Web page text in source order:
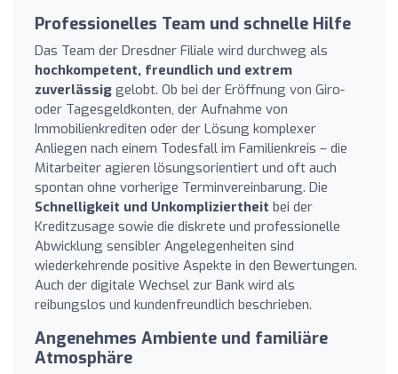
Professionelles Team und schnelle Hilfe
Das Team der Dresdner Filiale wird durchweg als
hochkompetent, freundlich und extrem
zuverlässig gelobt. Ob bei der Eröffnung von Giro-
oder Tagesgeldkonten, der Aufnahme von
Immobilienkrediten oder der Lösung komplexer
Anliegen nach einem Todesfall im Familienkreis – die
Mitarbeiter agieren lösungsorientiert und oft auch
spontan ohne vorherige Terminvereinbarung. Die
Schnelligkeit und Unkompliziertheit bei der
Kreditzusage sowie die diskrete und professionelle
Abwicklung sensibler Angelegenheiten sind
wiederkehrende positive Aspekte in den Bewertungen.
Auch der digitale Wechsel zur Bank wird als
reibungslos und kundenfreundlich beschrieben.
Angenehmes Ambiente und familiäre
Atmosphäre